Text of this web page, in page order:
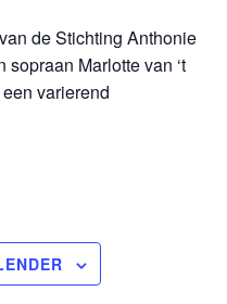
de Stichting Anthonie
Marlotte van ‘t
varierend